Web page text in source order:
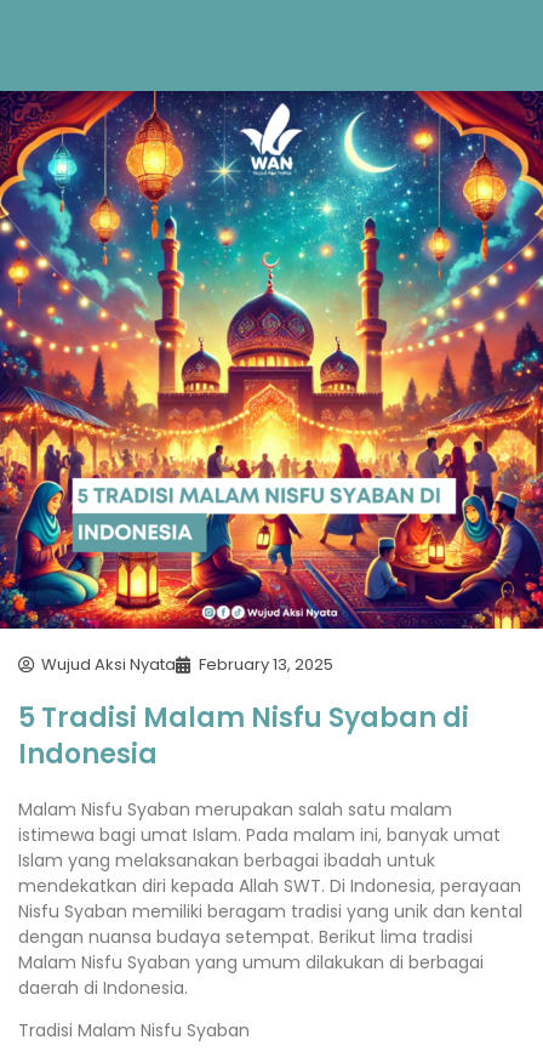
Wujud Aksi Nyata February 13, 2025
5 Tradisi Malam Nisfu Syaban di
Indonesia
Malam Nisfu Syaban merupakan salah satu malam
istimewa bagi umat Islam. Pada malam ini, banyak umat
Islam yang melaksanakan berbagai ibadah untuk
mendekatkan diri kepada Allah SWT. Di Indonesia, perayaan
Nisfu Syaban memiliki beragam tradisi yang unik dan kental
dengan nuansa budaya setempat. Berikut lima tradisi
Malam Nisfu Syaban yang umum dilakukan di berbagai
daerah di Indonesia.
Tradisi Malam Nisfu Syaban